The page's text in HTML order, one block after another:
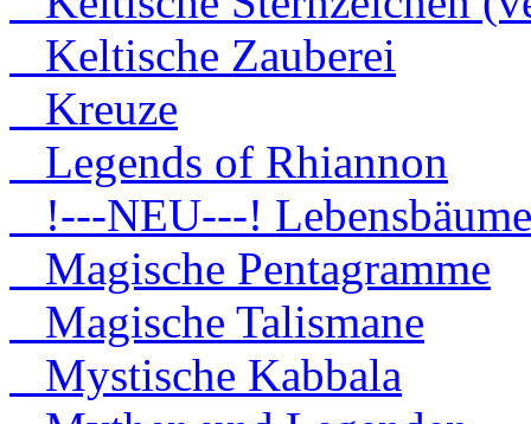
Keltische Zauberei
Kreuze
Legends of Rhiannon
!---NEU---! Lebensbäume
Magische Pentagramme
Magische Talismane
Mystische Kabbala